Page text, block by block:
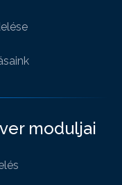
moduljai